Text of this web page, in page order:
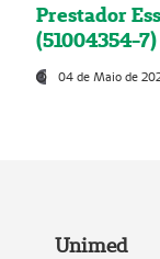
Prestador
(51004354-7)
04 de Maio de
Unimed